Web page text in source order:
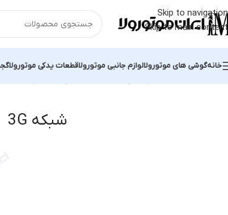
Skip to navigation
Skip to main content
خانهگوشی های موتورولالوازم جانبی موتورولاقطعات یدکی موتورولا
شبکه 3G